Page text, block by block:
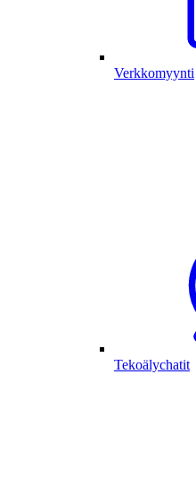
Verkkomyynti
Tekoälychatit